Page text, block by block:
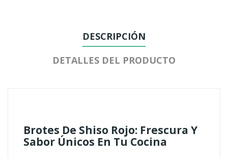
DESCRIPCIÓN
DETALLES DEL PRODUCTO
Brotes De Shiso Rojo: Frescura Y
Sabor Únicos En Tu Cocina